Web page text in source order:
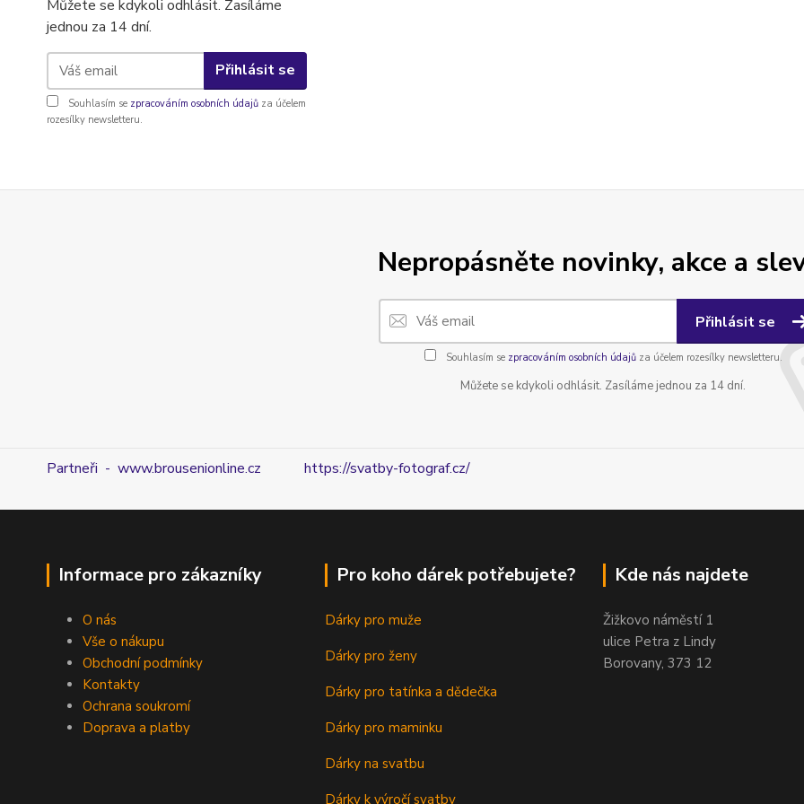
Můžete se kdykoli odhlásit. Zasíláme
jednou za 14 dní.
Přihlásit se
Souhlasím se zpracováním osobních údajů za účelem
rozesílky newsletteru.
Nepropásněte novinky, akce a
Přihlásit se
Souhlasím se zpracováním osobních údajůza účelem rozesílky newsletteru.
Můžete se kdykoli odhlásit. Zasíláme jednou za 14 dní.
Partneři - www.brousenionline.cz https://svatby-fotograf.cz/
Informace pro zákazníky
O nás
Vše o nákupu
Obchodní podmínky
Kontakty
Ochrana soukromí
Doprava a platby
Pro koho dárek potřebujete?
Dárky pro muže
Dárky pro ženy
Dárky pro tatínka a dědečka
Dárky pro maminku
Dárky na svatbu
Dárky k výročí svatby
Kde nás najdete
Žižkovo náměstí 1
ulice Petra z Lindy
Borovany, 373 12